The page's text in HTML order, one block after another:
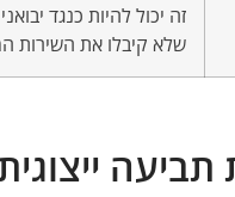
זה יכול להיות כנגד
שלא קיבלו את השירות